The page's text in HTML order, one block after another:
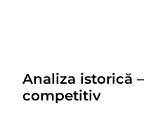
Analiza istorică
competitiv